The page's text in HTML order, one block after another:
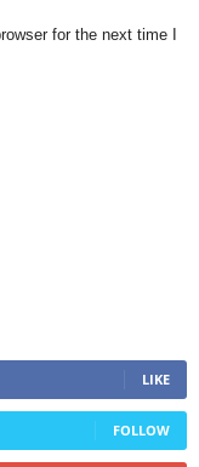
for the next time I
LIKE
FOLLOW